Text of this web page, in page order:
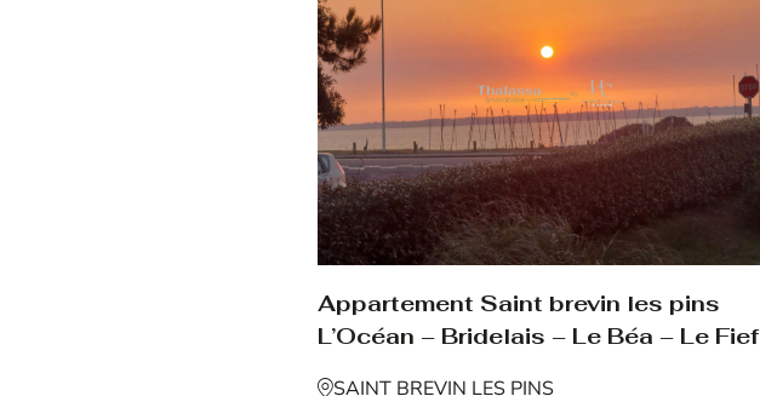
Appartement Saint brevin les pins
L’Océan – Bridelais – Le Béa – Le Fief
SAINT BREVIN LES PINS